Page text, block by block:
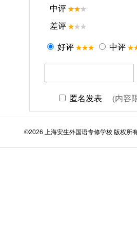
©2026 上海安生外国语专修学校 版权所